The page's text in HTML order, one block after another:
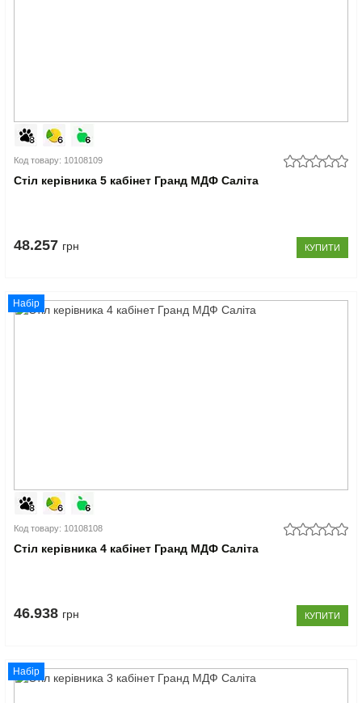
Код товару: 10108109
Стіл керівника 5 кабінет Гранд МДФ Саліта
48.257 грн КУПИТИ
Набір
Код товару: 10108108
Стіл керівника 4 кабінет Гранд МДФ Саліта
46.938 грн КУПИТИ
Набір